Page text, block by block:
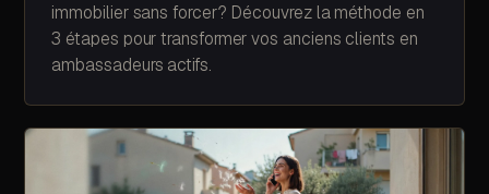
immobilier sans forcer? Découvrez la méthode en
3 étapes pour transformer vos anciens clients en
ambassadeurs actifs.